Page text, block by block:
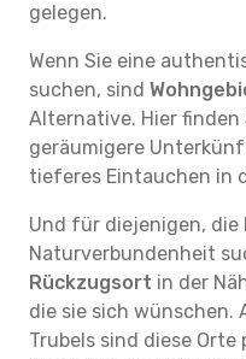
gelegen.
Wenn Sie eine
suchen, sind
Alternative. Hier finden
geräumigere
tieferes Eintauchen in
Und für diejenigen, die
Naturverbundenheit
Rückzugsort in der
die sie sich wünschen.
Trubels sind diese